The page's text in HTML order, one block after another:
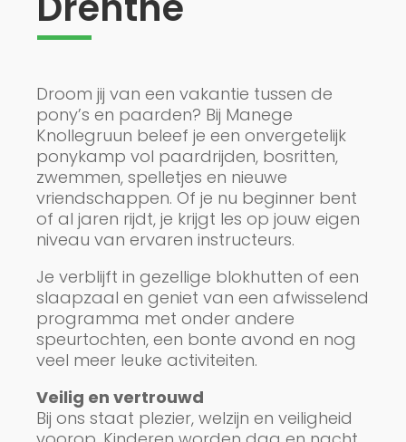
Droom jij van een vakantie tussen de
pony’s en paarden? Bij Manege
Knollegruun beleef je een onvergetelijk
ponykamp vol paardrijden, bosritten,
zwemmen, spelletjes en nieuwe
vriendschappen. Of je nu beginner bent
of al jaren rijdt, je krijgt les op jouw eigen
niveau van ervaren instructeurs.
Je verblijft in gezellige blokhutten of een
slaapzaal en geniet van een afwisselend
programma met onder andere
speurtochten, een bonte avond en nog
veel meer leuke activiteiten.
Veilig en vertrouwd
Bij ons staat plezier, welzijn en veiligheid